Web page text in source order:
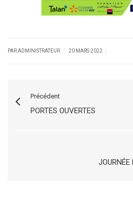
PAR ADMINISTRATEUR 20 MARS 2022
Précédent
PORTES OUVERTES
JOURNÉE